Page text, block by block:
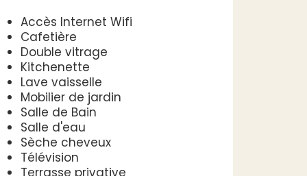
Accès Internet Wifi
Cafetière
Double vitrage
Kitchenette
Lave vaisselle
Mobilier de jardin
Salle de Bain
Salle d'eau
Sèche cheveux
Télévision
Terrasse privative